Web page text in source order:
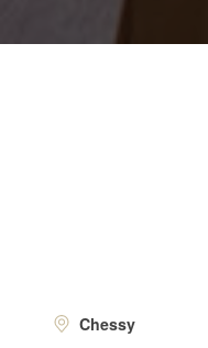
Chessy